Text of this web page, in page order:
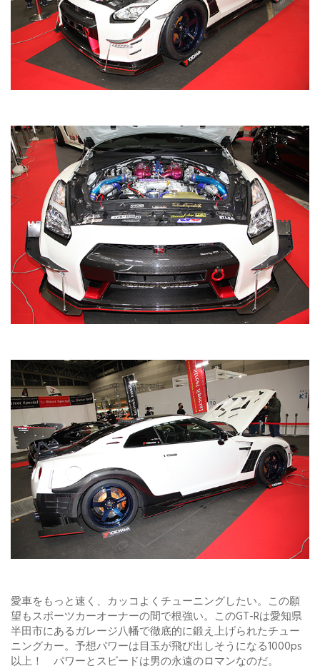
愛車をもっと速く、カッコよくチューニングしたい。この願
望もスポーツカーオーナーの間で根強い。このGT-Rは愛知県
半田市にあるガレージ八幡で徹底的に鍛え上げられたチュー
ニングカー。予想パワーは目玉が飛び出しそうになる1000ps
以上！ パワーとスピードは男の永遠のロマンなのだ。